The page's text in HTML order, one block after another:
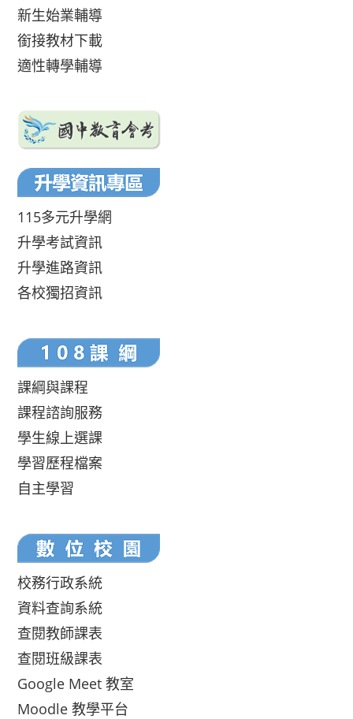
新生始業輔導
銜接教材下載
適性轉學輔導
115多元升學網
升學考試資訊
升學進路資訊
各校獨招資訊
課綱與課程
課程諮詢服務
學生線上選課
學習歷程檔案
自主學習
校務行政系統
資料查詢系統
查閱教師課表
查閱班級課表
Google Meet 教室
Moodle 教學平台